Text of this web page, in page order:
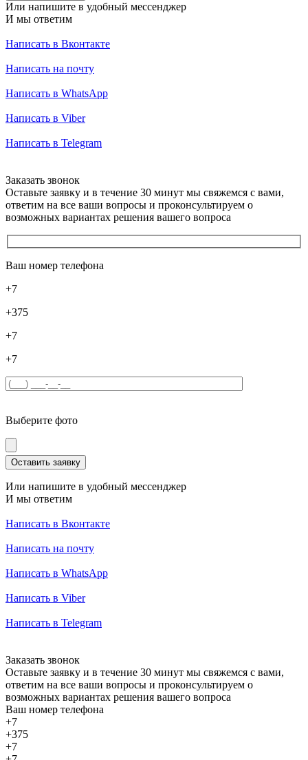
Или напишите в удобный мессенджер
И мы ответим
Написать в Вконтакте
Написать на почту
Написать в WhatsApp
Написать в Viber
Написать в Telegram
Заказать звонок
Оставьте заявку и в течение 30 минут мы свяжемся с вами,
ответим на все ваши вопросы и проконсультируем о
возможных вариантах решения вашего вопроса
Ваш номер телефона
+7
+375
+7
+7
Выберите фото
Оставить заявку
Или напишите в удобный мессенджер
И мы ответим
Написать в Вконтакте
Написать на почту
Написать в WhatsApp
Написать в Viber
Написать в Telegram
Заказать звонок
Оставьте заявку и в течение 30 минут мы свяжемся с вами,
ответим на все ваши вопросы и проконсультируем о
возможных вариантах решения вашего вопроса
Ваш номер телефона
+7
+375
+7